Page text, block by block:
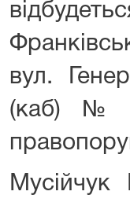
вул.
(каб)№